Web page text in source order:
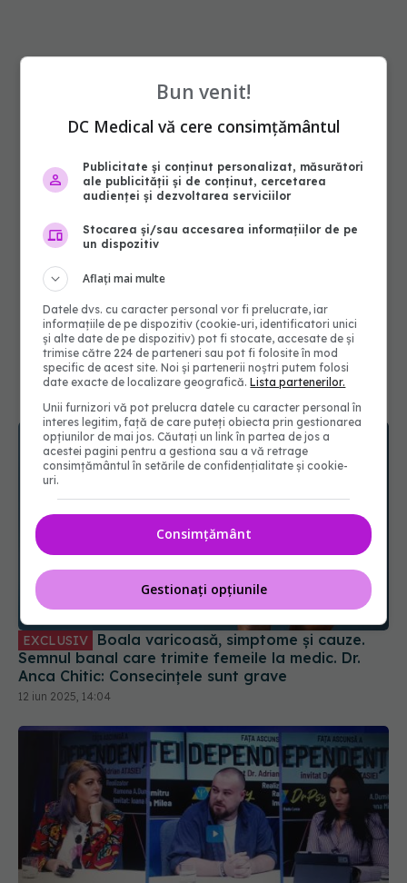
EXCLUSIV
Semnul banal care trimite femeile la medic. Dr.
Anca Chitic: Consecințele sunt grave
12 iun 2025, 14:04
Bun venit!
DC Medical vă cere consimțământul
Publicitate și conținut personalizat, măsurători
ale publicității și de conținut, cercetarea
audienței și dezvoltarea serviciilor
Stocarea și/sau accesarea informațiilor de pe
un dispozitiv
Aflați mai multe
Datele dvs. cu caracter personal vor fi prelucrate, iar
informațiile de pe dispozitiv (cookie-uri, identificatori unici
și alte date de pe dispozitiv) pot fi stocate, accesate de și
trimise către 224 de parteneri sau pot fi folosite în mod
specific de acest site. Noi și partenerii noștri putem folosi
date exacte de localizare geografică.Lista partenerilor.
Unii furnizori vă pot prelucra datele cu caracter personal în
interes legitim, față de care puteți obiecta prin gestionarea
opțiunilor de mai jos. Căutați un link în partea de jos a
acestei pagini pentru a gestiona sau a vă retrage
consimțământul în setările de confidențialitate și cookie-
uri.
Consimțământ
Gestionați opțiunile